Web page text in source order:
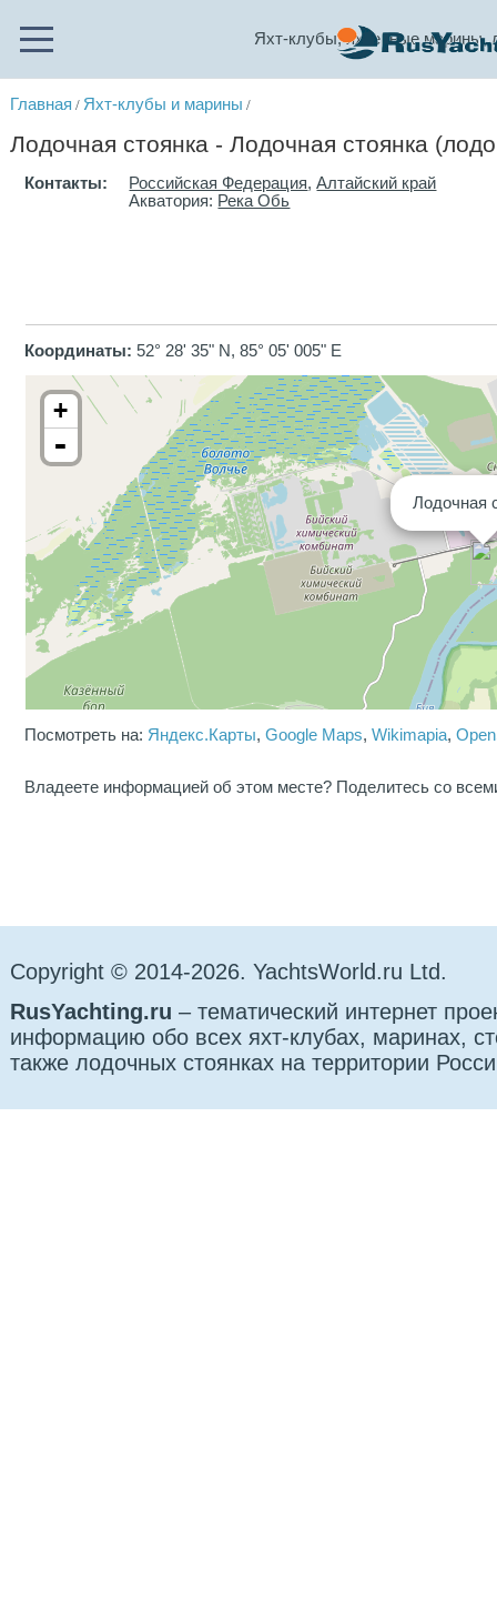
Яхт-клубы, яхтенные марины,
Главная / Яхт-клубы и марины /
Лодочная стоянка - Лодочная стоянка
Контакты: Российская Федерация,Алтайский край
Акватория: Река Обь
Координаты: 52° 28' 35" N, 85° 05' 005" E
Лодочная
+
-
Посмотреть на: Яндекс.Карты,Google Maps,Wikimapia,
Владеете информацией об этом месте? Поделитесь со
Copyright © 2014-2026. YachtsWorld.ru Ltd.
RusYachting.ru – тематический интернет
информацию обо всех яхт-клубах, маринах,
также лодочных стоянках на территории